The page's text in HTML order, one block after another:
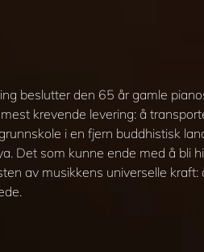
beslutter den 65 år gamle
krevende levering: å
i en fjern buddhistisk
Det som kunne ende med å bli
av musikkens universelle